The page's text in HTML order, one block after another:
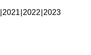
2021 2022 2023